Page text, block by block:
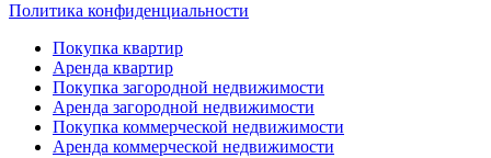
Политика конфиденциальности
Покупка квартир
Аренда квартир
Покупка загородной недвижимости
Аренда загородной недвижимости
Покупка коммерческой недвижимости
Аренда коммерческой недвижимости